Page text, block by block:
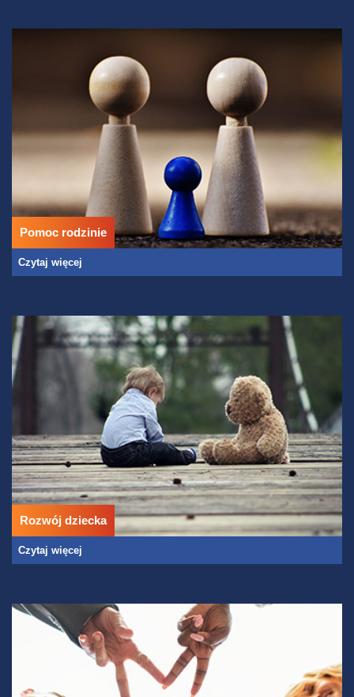
Pomoc rodzinie
Czytaj więcej
Rozwój dziecka
Czytaj więcej